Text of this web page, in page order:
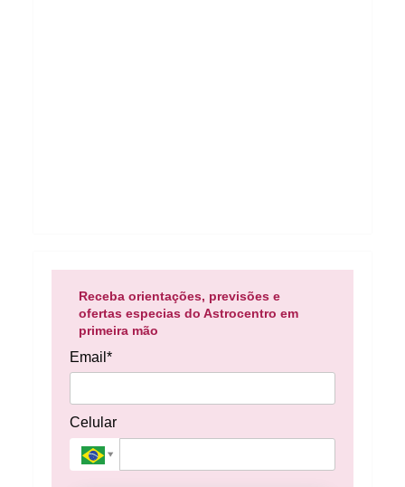
Receba orientações, previsões e
ofertas especias do Astrocentro em
primeira mão
Email*
Celular